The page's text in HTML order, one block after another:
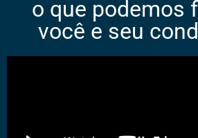
o que podemos
você e seu